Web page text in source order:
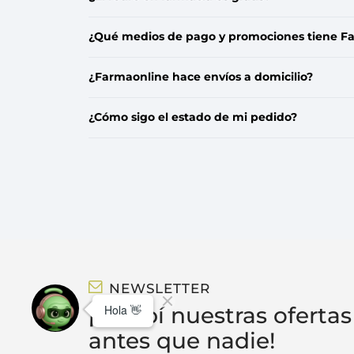
¿Qué medios de pago y promociones tiene
¿Farmaonline hace envíos a domicilio?
¿Cómo sigo el estado de mi pedido?
NEWSLETTER
¡Recibí nuestras ofertas
antes que nadie!